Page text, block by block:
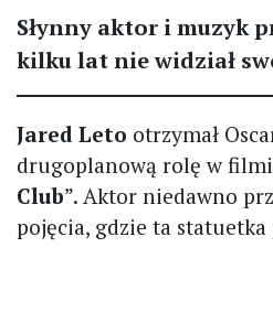
Słynny aktor i muzyk
kilku lat nie widział
Jared Leto otrzymał
drugoplanową rolę w
Club”. Aktor niedawno
pojęcia, gdzie ta statuetka